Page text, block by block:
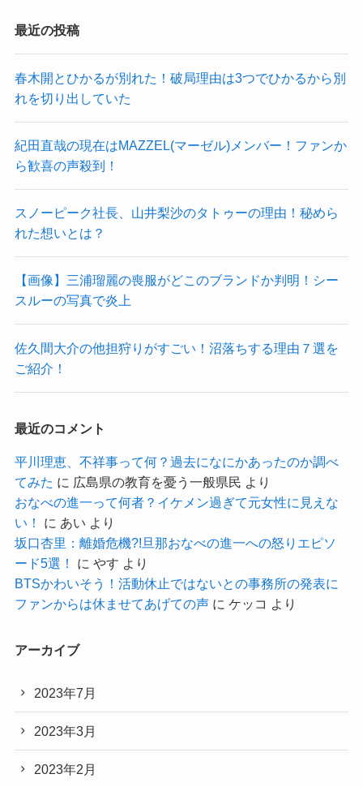
最近の投稿
春木開とひかるが別れた！破局理由は3つでひかるから別
れを切り出していた
紀田直哉の現在はMAZZEL(マーゼル)メンバー！ファンか
ら歓喜の声殺到！
スノーピーク社長、山井梨沙のタトゥーの理由！秘めら
れた想いとは？
【画像】三浦瑠麗の喪服がどこのブランドか判明！シー
スルーの写真で炎上
佐久間大介の他担狩りがすごい！沼落ちする理由７選を
ご紹介！
最近のコメント
平川理恵、不祥事って何？過去になにかあったのか調べ
てみた に 広島県の教育を憂う一般県民 より
おなべの進一って何者？イケメン過ぎて元女性に見えな
い！
に あい より
坂口杏里：離婚危機?!旦那おなべの進一への怒りエピソ
ード5選！
に やす より
BTSかわいそう！活動休止ではないとの事務所の発表に
ファンからは休ませてあげての声に ケッコ より
アーカイブ
2023年7月
2023年3月
2023年2月